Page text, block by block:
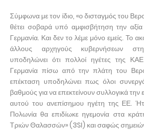
Σύμφωνα με τον ίδιο, «ο δισταγμός του
θέτει σοβαρά υπό αμφισβήτηση την
Γερμανία. Και δεν το λέμε μόνο εμείς. Το
άλλους αρχηγούς κυβερνήσεων
υποδηλώνει ότι πολλοί ηγέτες της
Γερμανία πίσω από την πλάτη του
επέκταση υποδηλώνει πως όλοι
βαθμούς για να επεκτείνουν συλλογικά
αυτού του ανεπίσημου ηγέτη της ΕΕ.
Πολωνία θα επιδίωκε ηγεμονία στα
Τριών Θαλασσών» (3SI) και σαφώς